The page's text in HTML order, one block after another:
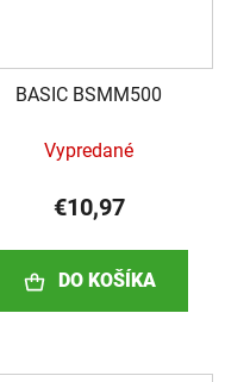
BASIC BSMM500
Vypredané
€10,97
DO KOŠÍKA